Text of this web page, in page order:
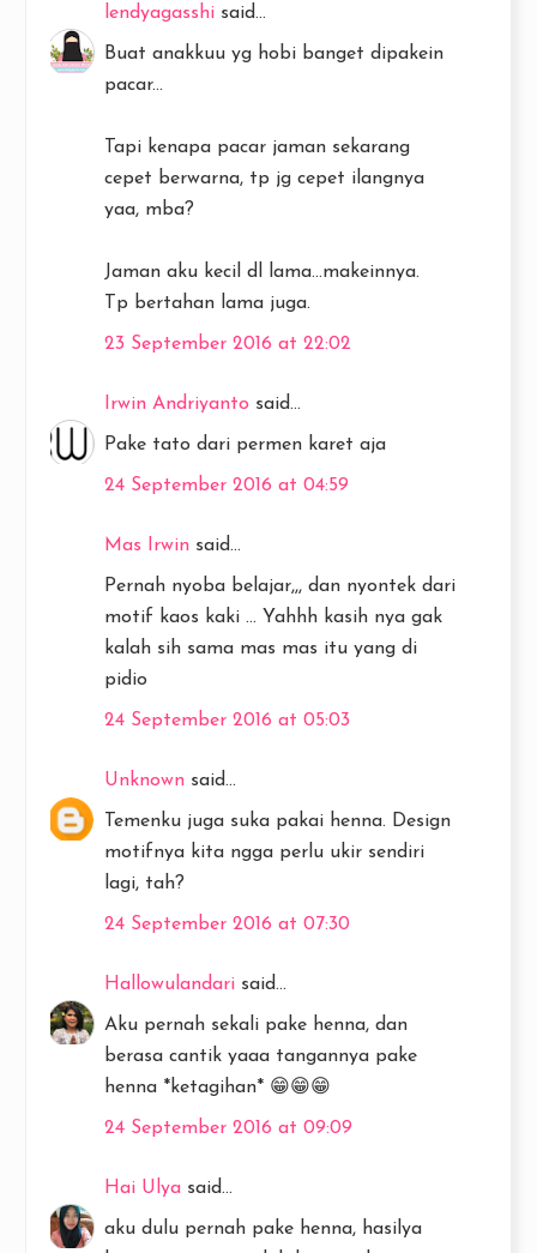
lendyagasshi said...
Buat anakkuu yg hobi banget dipakein
pacar...
Tapi kenapa pacar jaman sekarang
cepet berwarna, tp jg cepet ilangnya
yaa, mba?
Jaman aku kecil dl lama...makeinnya.
Tp bertahan lama juga.
23 September 2016 at 22:02
Irwin Andriyanto said...
Pake tato dari permen karet aja
24 September 2016 at 04:59
Mas Irwin said...
Pernah nyoba belajar,,, dan nyontek dari
motif kaos kaki ... Yahhh kasih nya gak
kalah sih sama mas mas itu yang di
pidio
24 September 2016 at 05:03
Unknown said...
Temenku juga suka pakai henna. Design
motifnya kita ngga perlu ukir sendiri
lagi, tah?
24 September 2016 at 07:30
Hallowulandari said...
Aku pernah sekali pake henna, dan
berasa cantik yaaa tangannya pake
henna *ketagihan* 😁😁😁
24 September 2016 at 09:09
Hai Ulya said...
aku dulu pernah pake henna, hasilya